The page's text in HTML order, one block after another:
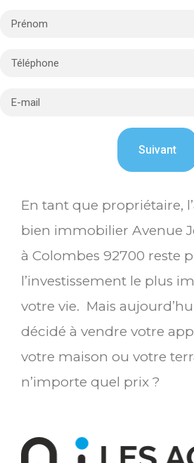
En tant que propriétaire,
bien immobilier Avenue
à Colombes 92700 reste
l’investissement le plus
votre vie. Mais
décidé à vendre votre
votre maison ou votre
n’importe quel prix ?